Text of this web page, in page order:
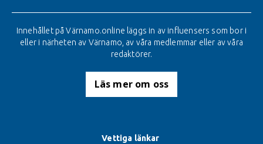
Innehållet på Värnamo.online läggs in av influensers som bor i
eller i närheten av Värnamo, av våra medlemmar eller av våra
redaktörer.
Läs mer om oss
Vettiga länkar